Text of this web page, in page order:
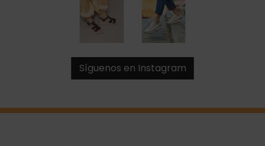
Síguenos en Instagram